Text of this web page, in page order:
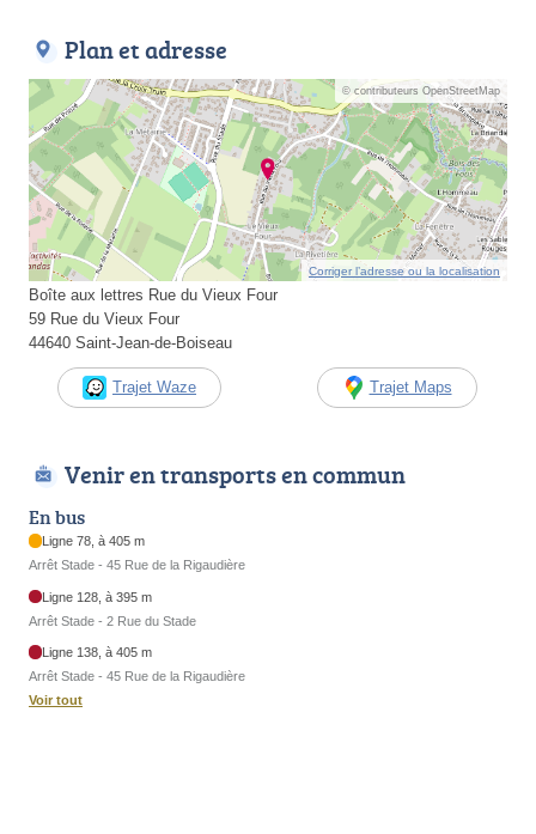
Plan et adresse
© contributeurs OpenStreetMap
Corriger l’adresse ou la localisation
Boîte aux lettres Rue du Vieux Four
59 Rue du Vieux Four
44640 Saint-Jean-de-Boiseau
Trajet Waze Trajet Maps
Venir en transports en commun
En bus
Ligne 78, à 405 m
Arrêt Stade - 45 Rue de la Rigaudière
Ligne 128, à 395 m
Arrêt Stade - 2 Rue du Stade
Ligne 138, à 405 m
Arrêt Stade - 45 Rue de la Rigaudière
Voir tout